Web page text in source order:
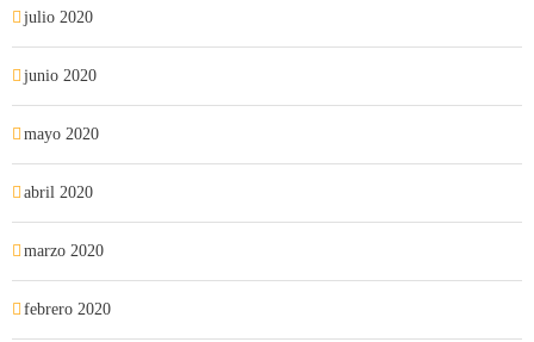
julio 2020
junio 2020
mayo 2020
abril 2020
marzo 2020
febrero 2020